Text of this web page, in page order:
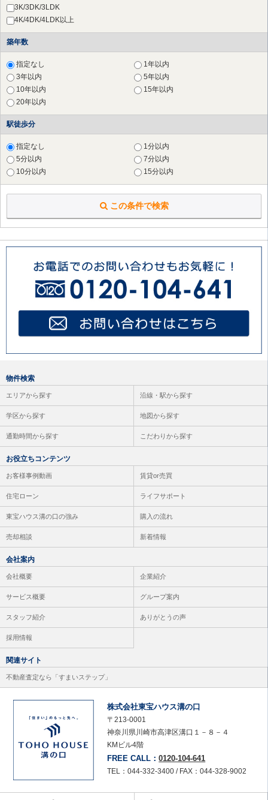
さいたま市 北区
草加市（1件）
横浜市 鶴見区（28件）
横浜市 神奈川区
横浜市 中区
横浜市 南区
横浜市 保土ケ谷区
横浜市 磯子区
横浜市 金沢区
横浜市 港南区
横浜市 旭区
横浜市 緑区
横浜市 栄区（6件）
川崎市 川崎区（20件）
横須賀市（2件）
藤沢市（1件）
大和市（2件）
海老名市（1件）
3K/3DK/3LDK
4K/4DK/4LDK以上
築年数
指定なし
1年以内
3年以内
5年以内
10年以内
15年以内
20年以内
駅徒歩分
指定なし
1分以内
5分以内
7分以内
10分以内
15分以内
この条件で検索
物件検索
エリアから探す 沿線・駅から探す
学区から探す 地図から探す
通勤時間から探す こだわりから探す
お役立ちコンテンツ
お客様事例動画 賃貸or売買
住宅ローン ライフサポート
東宝ハウス溝の口の強み 購入の流れ
売却相談 新着情報
会社案内
会社概要 企業紹介
サービス概要 グループ案内
スタッフ紹介 ありがとうの声
採用情報
関連サイト
不動産査定なら「すまいステップ」
株式会社東宝ハウス溝の口
〒213-0001
神奈川県川崎市高津区溝口１－８－４
KMビル4階
FREE CALL：0120-104-641
TEL：044-332-3400 / FAX：044-328-9002